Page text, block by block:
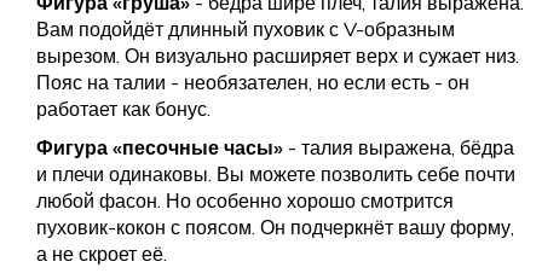
Вам подойдёт длинный пуховик с V-образным
вырезом. Он визуально расширяет верх и сужает низ.
Пояс на талии - необязателен, но если есть - он
работает как бонус.
Фигура «песочные часы» - талия выражена, бёдра
и плечи одинаковы. Вы можете позволить себе почти
любой фасон. Но особенно хорошо смотрится
пуховик-кокон с поясом. Он подчеркнёт вашу форму,
а не скроет её.